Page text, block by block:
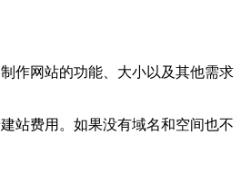
作网站的功能、大小以及其他需求
站费用。如果没有域名和空间也不